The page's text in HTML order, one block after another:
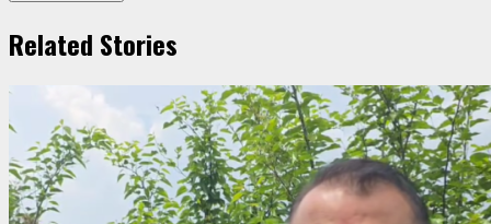
Related Stories